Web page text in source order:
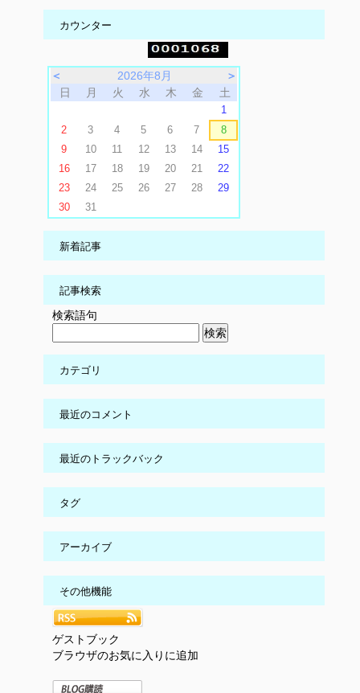
カウンター
＜ 2026年8月
＞
日
月 火 水 木 金 土
1
2
3 4 5 6 7
8
9
10 11 12 13 14
15
16
17 18 19 20 21
22
23
24 25 26 27 28
29
30
31
新着記事
記事検索
検索語句
カテゴリ
最近のコメント
最近のトラックバック
タグ
アーカイブ
その他機能
ゲストブック
ブラウザのお気に入りに追加